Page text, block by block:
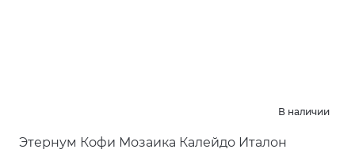
В наличии
Этернум Кофи Мозаика Калейдо Италон